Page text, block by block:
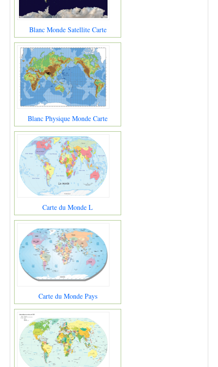
Blanc Monde Satellite Carte
Blanc Physique Monde Carte
Carte du Monde L
Carte du Monde Pays